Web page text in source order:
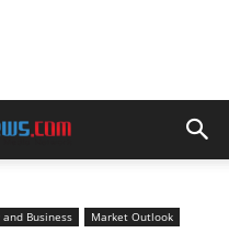
and Business Market Outlook